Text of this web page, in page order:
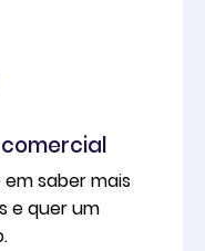
saber mais
e quer um